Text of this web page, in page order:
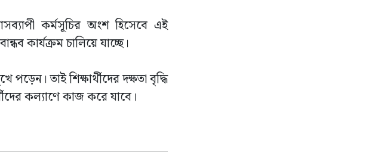
কর্মসূচির অংশ হিসেবে এই
কার্যক্রম চালিয়ে যাচ্ছে।
পড়েন। তাই শিক্ষার্থীদের দক্ষতা বৃদ্ধি
কল্যাণে কাজ করে যাবে।